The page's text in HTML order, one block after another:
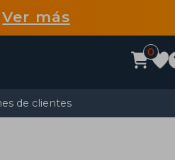
Ver más
0
de clientes